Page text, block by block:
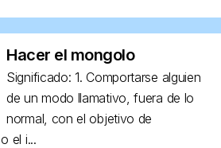
Hacer el mongolo
Significado: 1. Comportarse alguien
de un modo llamativo, fuera de lo
normal, con el objetivo de
el i...